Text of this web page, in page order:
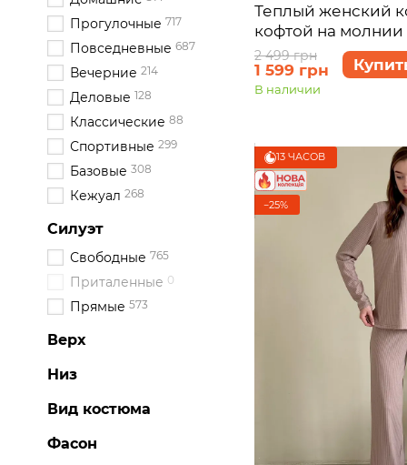
Теплый женский
кофтой на
Анже 100001083,
3XL)
2 499 грн
1 599 грн
В наличии
13 ЧАСОВ
−25%
Прогулочные 717
Повседневные 687
Вечерние 214
Деловые 128
Классические 88
Спортивные 299
Базовые 308
Кежуал 268
Силуэт
Свободные 765
Приталенные 0
Прямые 573
Верх
Низ
Вид костюма
Фасон